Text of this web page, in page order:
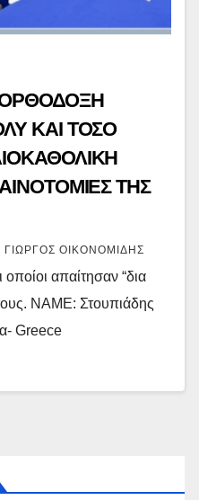
ΟΡΘΟΔΟΞΗ
ΚΑΙ ΤΟΣΟ
ΤΗΣ
ΓΙΏΡΓΟΣ ΟΙΚΟΝΟΜΊΔΗΣ
απαίτησαν “δια
NAME: Στουπιάδης
Greece